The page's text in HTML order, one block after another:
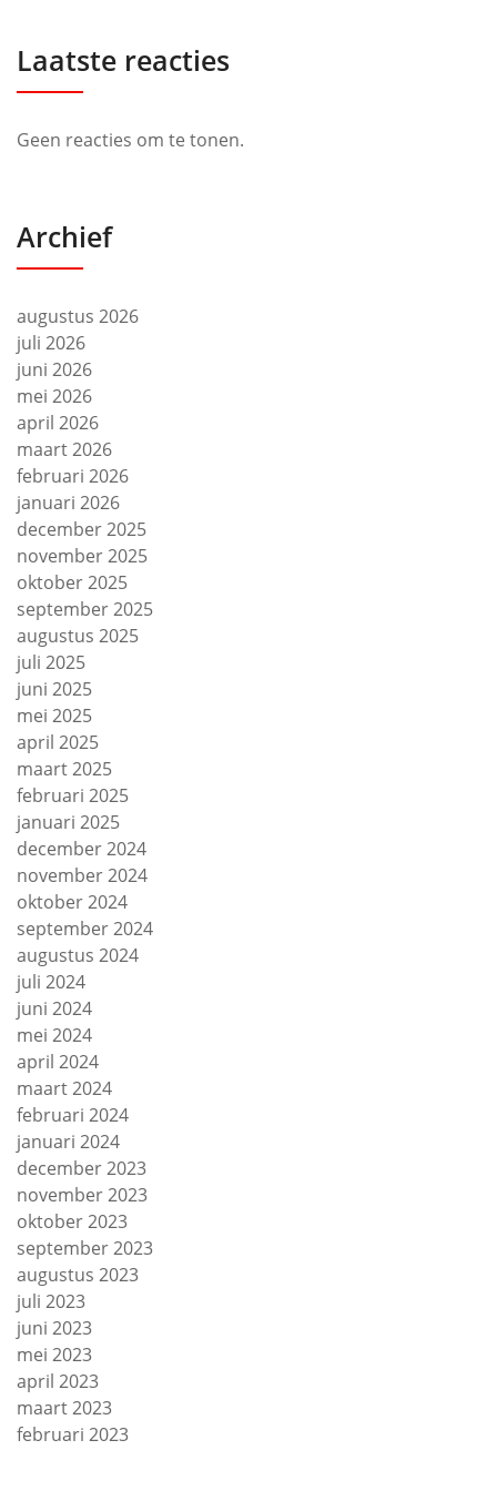
Laatste reacties
Geen reacties om te tonen.
Archief
augustus 2026
juli 2026
juni 2026
mei 2026
april 2026
maart 2026
februari 2026
januari 2026
december 2025
november 2025
oktober 2025
september 2025
augustus 2025
juli 2025
juni 2025
mei 2025
april 2025
maart 2025
februari 2025
januari 2025
december 2024
november 2024
oktober 2024
september 2024
augustus 2024
juli 2024
juni 2024
mei 2024
april 2024
maart 2024
februari 2024
januari 2024
december 2023
november 2023
oktober 2023
september 2023
augustus 2023
juli 2023
juni 2023
mei 2023
april 2023
maart 2023
februari 2023